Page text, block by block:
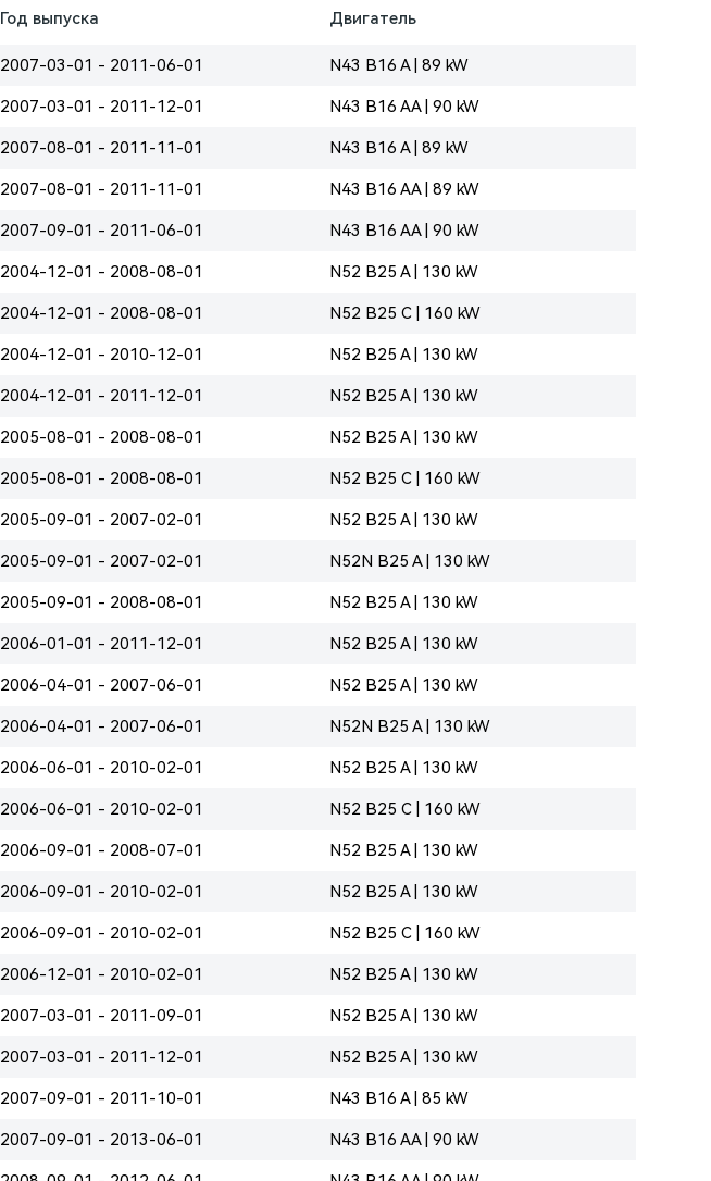
Год выпуска Двигатель
2007-03-01 - 2011-06-01 N43 B16 A | 89 kW
2007-03-01 - 2011-12-01 N43 B16 AA | 90 kW
2007-08-01 - 2011-11-01 N43 B16 A | 89 kW
2007-08-01 - 2011-11-01 N43 B16 AA | 89 kW
2007-09-01 - 2011-06-01 N43 B16 AA | 90 kW
2004-12-01 - 2008-08-01 N52 B25 A | 130 kW
2004-12-01 - 2008-08-01 N52 B25 C | 160 kW
2004-12-01 - 2010-12-01 N52 B25 A | 130 kW
2004-12-01 - 2011-12-01 N52 B25 A | 130 kW
2005-08-01 - 2008-08-01 N52 B25 A | 130 kW
2005-08-01 - 2008-08-01 N52 B25 C | 160 kW
2005-09-01 - 2007-02-01 N52 B25 A | 130 kW
2005-09-01 - 2007-02-01 N52N B25 A | 130 kW
2005-09-01 - 2008-08-01 N52 B25 A | 130 kW
2006-01-01 - 2011-12-01 N52 B25 A | 130 kW
2006-04-01 - 2007-06-01 N52 B25 A | 130 kW
2006-04-01 - 2007-06-01 N52N B25 A | 130 kW
2006-06-01 - 2010-02-01 N52 B25 A | 130 kW
2006-06-01 - 2010-02-01 N52 B25 C | 160 kW
2006-09-01 - 2008-07-01 N52 B25 A | 130 kW
2006-09-01 - 2010-02-01 N52 B25 A | 130 kW
2006-09-01 - 2010-02-01 N52 B25 C | 160 kW
2006-12-01 - 2010-02-01 N52 B25 A | 130 kW
2007-03-01 - 2011-09-01 N52 B25 A | 130 kW
2007-03-01 - 2011-12-01 N52 B25 A | 130 kW
2007-09-01 - 2011-10-01 N43 B16 A | 85 kW
2007-09-01 - 2013-06-01 N43 B16 AA | 90 kW